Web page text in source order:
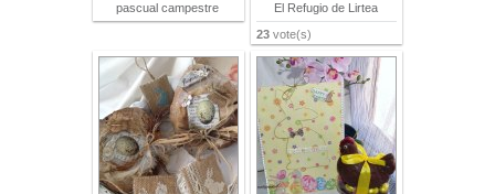
pascual campestre
El Refugio de Lirtea
23 vote(s)